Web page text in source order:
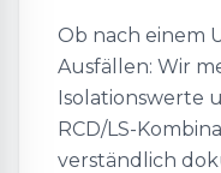
Ob nach einem
Ausfällen: Wir
Isolationswerte
RCD/LS-
verständlich